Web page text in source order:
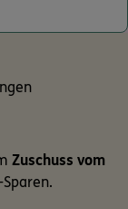
Zuschuss vom